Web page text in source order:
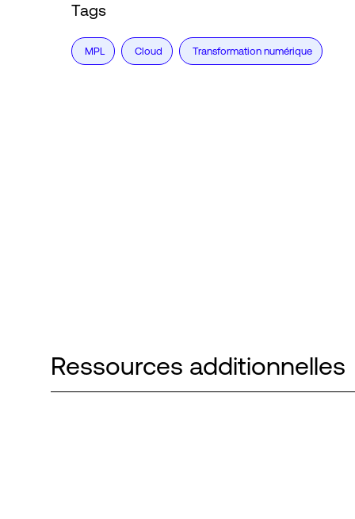
Tags
MPL Cloud Transformation numérique
Ressources additionnelles